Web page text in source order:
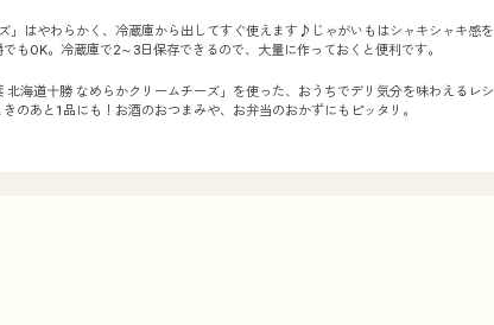
」はやわらかく、冷蔵庫から出してすぐ使えます♪じゃがいもはシャキシャキ感を
もOK。冷蔵庫で2～3日保存できるので、大量に作っておくと便利です。
海道十勝 なめらかクリームチーズ」を使った、おうちでデリ気分を味わえるレシ
のあと1品にも！お酒のおつまみや、お弁当のおかずにもピッタリ。